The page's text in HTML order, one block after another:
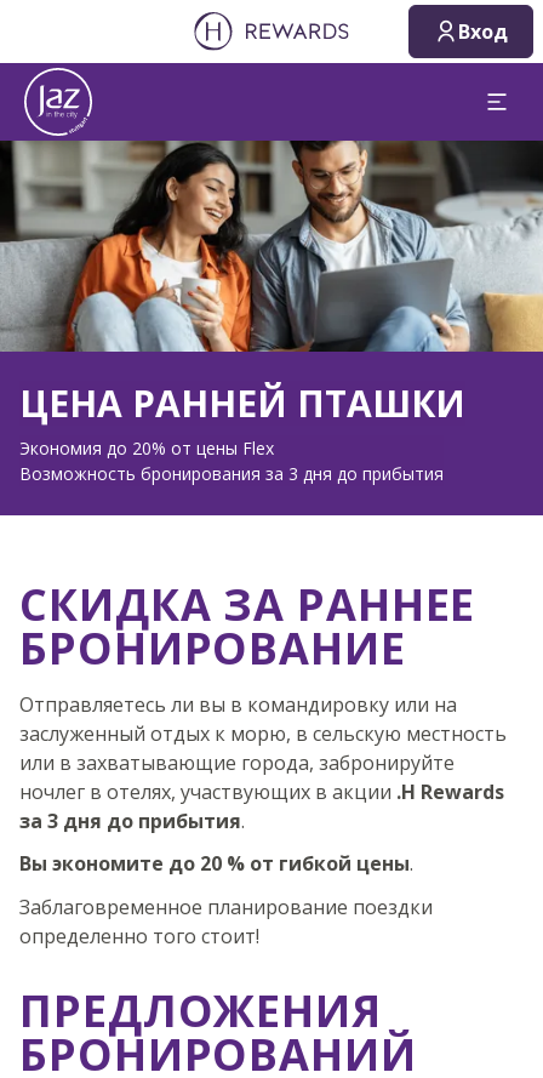
Вход
Слайд 1 из 1
ЦЕНА РАННЕЙ ПТАШКИ
Экономия до 20% от цены Flex
Возможность бронирования за 3 дня до прибытия
СКИДКА ЗА РАННЕЕ
БРОНИРОВАНИЕ
Отправляетесь ли вы в командировку или на
заслуженный отдых к морю, в сельскую местность
или в захватывающие города, забронируйте
ночлег в отелях, участвующих в акции .H Rewards
за 3 дня до прибытия.
Вы экономите до 20 % от гибкой цены.
Заблаговременное планирование поездки
определенно того стоит!
ПРЕДЛОЖЕНИЯ
БРОНИРОВАНИЙ